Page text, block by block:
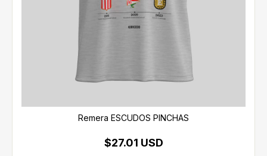
Remera ESCUDOS PINCHAS
$27.01 USD